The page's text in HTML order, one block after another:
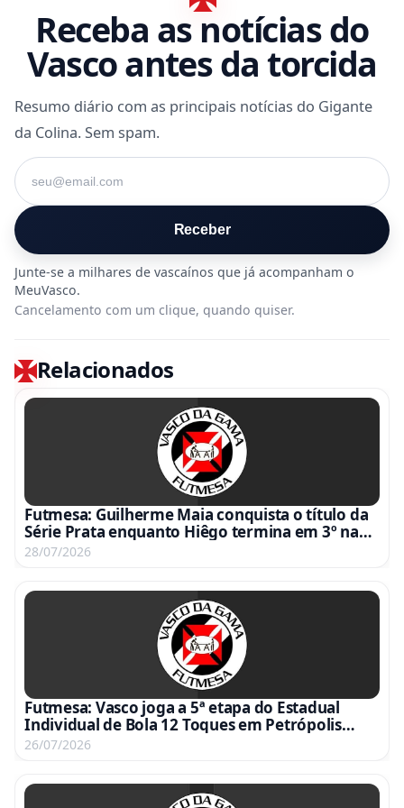
Receba as notícias do
Vasco antes da torcida
Resumo diário com as principais notícias do Gigante
da Colina. Sem spam.
Seu e-mail
Receber
Cancelamento com um clique, quando quiser.
Relacionados
Futmesa: Guilherme Maia conquista o título da
Série Prata enquanto Hiêgo termina em 3º na
Série Ouro na 5ª etapa do Estadual de Bola 12
28/07/2026
Futmesa: Vasco joga a 5ª etapa do Estadual
Individual de Bola 12 Toques em Petrópolis
neste domingo
26/07/2026